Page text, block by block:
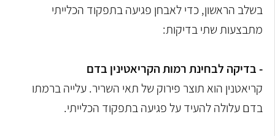
בשלב הראשון, כדי לאבחן פגיעה בתפקוד הכלייתי
מתבצעות שתי בדיקות:
- בדיקה לבחינת רמות הקריאטינין בדם
קריאטנין הוא תוצר פירוק של תאי השריר. עלייה ברמתו
בדם עלולה להעיד על פגיעה בתפקוד הכלייתי.